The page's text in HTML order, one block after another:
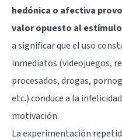
hedónica o afectiva
valor opuesto al
a significar que el uso
inmediatos (videojuegos,
procesados, drogas,
etc.) conduce a la
motivación.
La experimentación